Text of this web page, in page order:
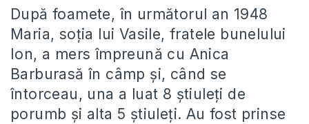
După foamete, în următorul an 1948
Maria, soția lui Vasile, fratele bunelului
Ion, a mers împreună cu Anica
Barburasă în câmp și, când se
întorceau, una a luat 8 știuleți de
porumb și alta 5 știuleți. Au fost prinse